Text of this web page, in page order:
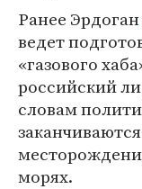
Ранее Эрдоган
ведет
«газового
российский
словам
морях.